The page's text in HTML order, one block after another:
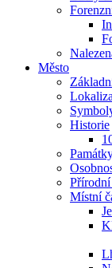
Město
Historie
Místní